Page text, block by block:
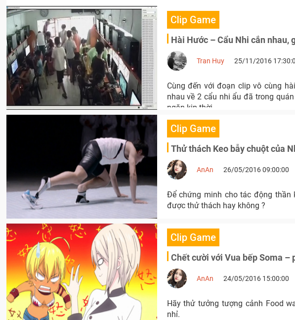
Clip Game
Hài Hước – Cẩu Nhi cắn nhau,
Tran Huy 25/11/2016
Cùng đến với đoạn clip vô cùng
nhau về 2 cẩu nhi ẩu đã trong
ngăn kịp thời.
Clip Game
Thử thách Keo bẫy chuột của
AnAn 26/05/2016 09:00:00
Để chứng minh cho tác động
được thử thách hay không ?
Clip Game
Chết cười với Vua bếp Soma –
AnAn 24/05/2016 15:00:00
Hãy thử tưởng tượng cảnh Food wars trong manga Shokugeki no Soma ra đời thật thế nào
nhỉ.